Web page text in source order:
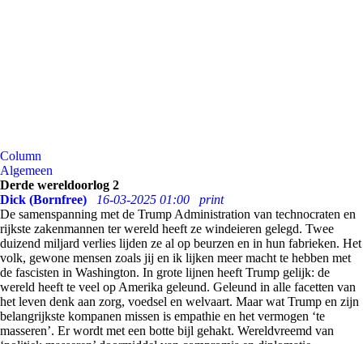
Column
Algemeen
Derde wereldoorlog 2
Dick (Bornfree)
16-03-2025 01:00
print
De samenspanning met de Trump Administration van technocraten en
rijkste zakenmannen ter wereld heeft ze windeieren gelegd. Twee
duizend miljard verlies lijden ze al op beurzen en in hun fabrieken. Het
volk, gewone mensen zoals jij en ik lijken meer macht te hebben met
de fascisten in Washington. In grote lijnen heeft Trump gelijk: de
wereld heeft te veel op Amerika geleund. Geleund in alle facetten van
het leven denk aan zorg, voedsel en welvaart. Maar wat Trump en zijn
belangrijkste kompanen missen is empathie en het vermogen ‘te
masseren’. Er wordt met een botte bijl gehakt. Wereldvreemd van